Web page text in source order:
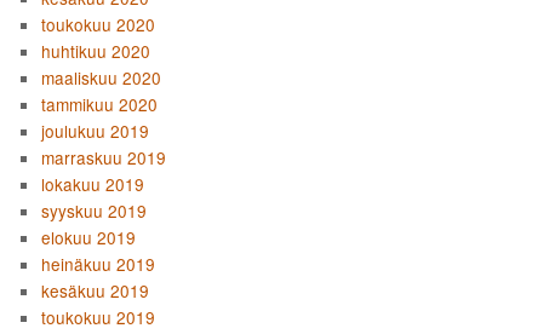
toukokuu 2020
huhtikuu 2020
maaliskuu 2020
tammikuu 2020
joulukuu 2019
marraskuu 2019
lokakuu 2019
syyskuu 2019
elokuu 2019
heinäkuu 2019
kesäkuu 2019
toukokuu 2019